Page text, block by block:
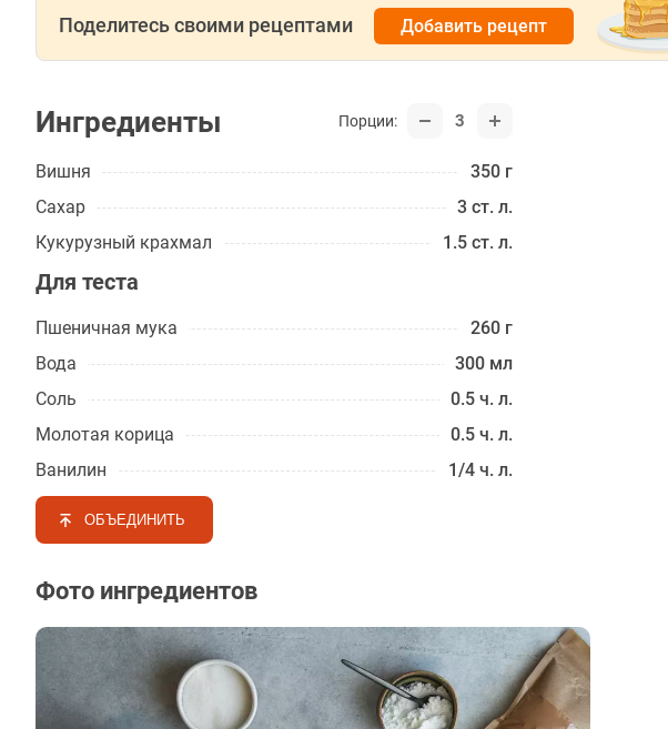
Поделитесь своими рецептами Добавить рецепт
Ингредиенты Порции: 3
Вишня
350 г
Сахар
3 ст. л.
Кукурузный крахмал
1.5 ст. л.
Для теста
Пшеничная мука
260 г
Вода
300 мл
Соль
0.5 ч. л.
Молотая корица
0.5 ч. л.
Ванилин
1/4 ч. л.
ОБЪЕДИНИТЬ
Фото ингредиентов